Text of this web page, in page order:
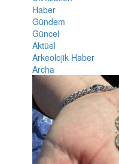
Haber
Gündem
Güncel
Aktüel
Arkeolojik Haber
Archa